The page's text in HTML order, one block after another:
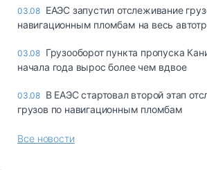
03.08 ЕАЭС запустил отслеживание
навигационным пломбам на весь
03.08 Грузооборот пункта пропуска
начала года вырос более чем вдвое
03.08 В ЕАЭС стартовал второй этап
грузов по навигационным пломбам
Все новости